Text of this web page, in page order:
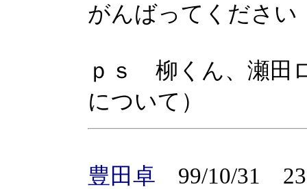
がんばってください
ｐｓ 柳くん、瀬田
について）
豊田卓 99/10/31